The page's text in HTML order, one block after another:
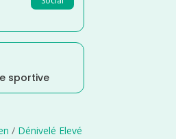
sportive
/ Dénivelé Elevé